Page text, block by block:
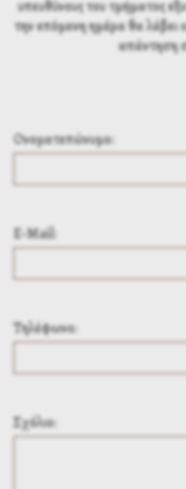
υπευθύνους του τμήματος
την επόμενη ημέρα θα
απάντηση
Ονοματεπώνυμο:
E-Mail:
Τηλέφωνο:
Σχόλιο: